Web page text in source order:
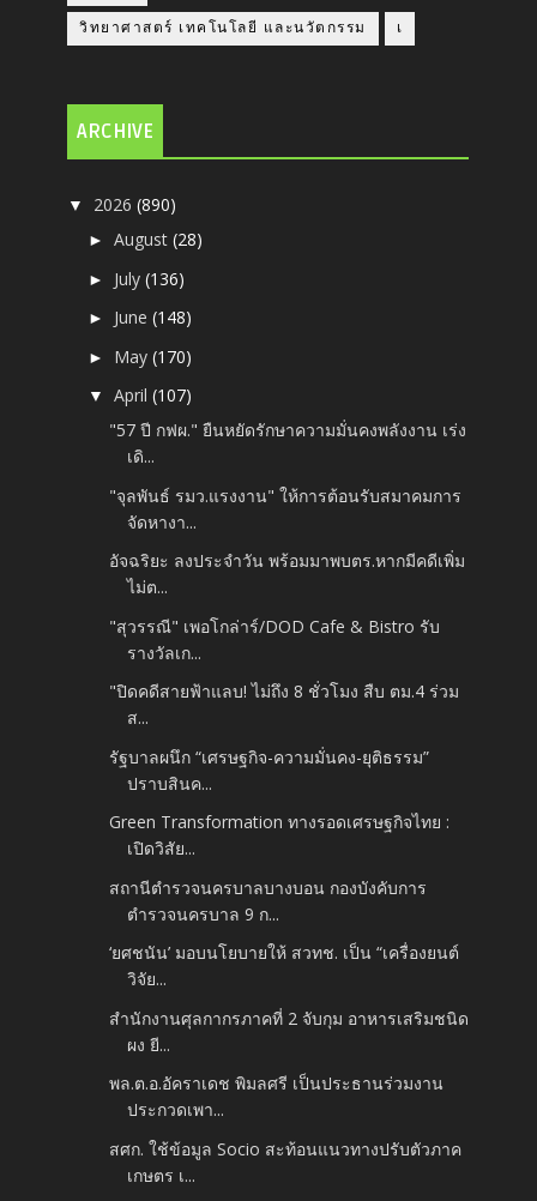
วิทยาศาสตร์ เทคโนโลยี และนวัตกรรม เ
ARCHIVE
▼ 2026(890)
►August(28)
► July(136)
► June(148)
► May(170)
▼April(107)
"57 ปี กฟผ." ยืนหยัดรักษาความมั่นคงพลังงาน เร่ง
เดิ...
"จุลพันธ์ รมว.แรงงาน" ให้การต้อนรับสมาคมการ
จัดหางา...
อัจฉริยะ ลงประจำวัน พร้อมมาพบตร.หากมีคดีเพิ่ม
ไม่ต...
"สุวรรณี" เพอโกล่าร์/DOD Cafe & Bistro รับ
รางวัลเก...
"ปิดคดีสายฟ้าแลบ! ไม่ถึง 8 ชั่วโมง สืบ ตม.4 ร่วม
ส...
รัฐบาลผนึก “เศรษฐกิจ-ความมั่นคง-ยุติธรรม”
ปราบสินค...
Green Transformation ทางรอดเศรษฐกิจไทย :
เปิดวิสัย...
สถานีตำรวจนครบาลบางบอน กองบังคับการ
ตำรวจนครบาล 9 ก...
‘ยศชนัน’ มอบนโยบายให้ สวทช. เป็น “เครื่องยนต์
วิจัย...
สำนักงานศุลกากรภาคที่ 2 จับกุม อาหารเสริมชนิด
ผง ยี...
พล.ต.อ.อัคราเดช พิมลศรี เป็นประธานร่วมงาน
ประกวดเพา...
สศก. ใช้ข้อมูล Socio สะท้อนแนวทางปรับตัวภาค
เกษตร เ...